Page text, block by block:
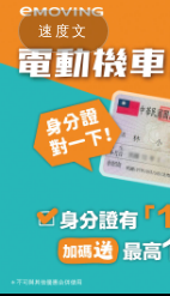
速度文